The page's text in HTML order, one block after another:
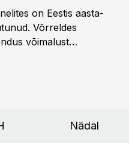
on Eestis aasta-
Võrreldes
võimalust
Nädal